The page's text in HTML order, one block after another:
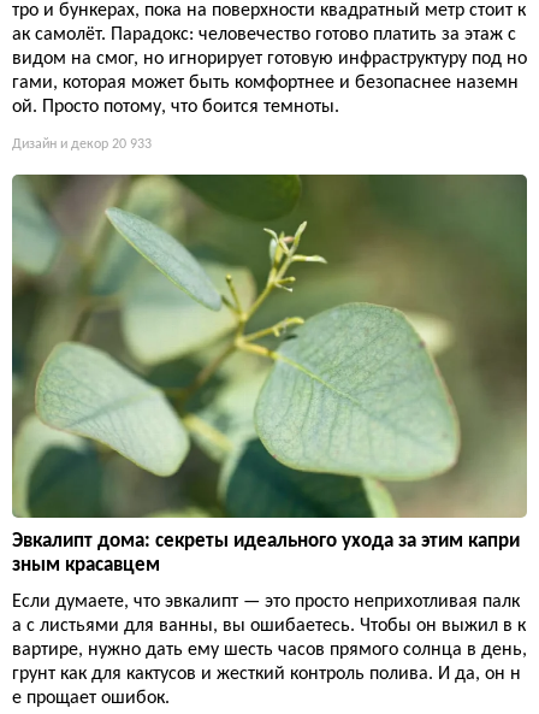
тро и бункерах, пока на поверхности квадратный метр стоит к
ак самолёт. Парадокс: человечество готово платить за этаж с
видом на смог, но игнорирует готовую инфраструктуру под но
гами, которая может быть комфортнее и безопаснее наземн
ой. Просто потому, что боится темноты.
Дизайн и декор 20 933
Эвкалипт дома: секреты идеального ухода за этим капри
зным красавцем
Если думаете, что эвкалипт — это просто неприхотливая палк
а с листьями для ванны, вы ошибаетесь. Чтобы он выжил в к
вартире, нужно дать ему шесть часов прямого солнца в день,
грунт как для кактусов и жесткий контроль полива. И да, он н
е прощает ошибок.